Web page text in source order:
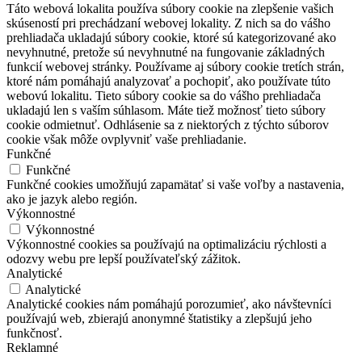
Táto webová lokalita používa súbory cookie na zlepšenie vašich
skúseností pri prechádzaní webovej lokality. Z nich sa do vášho
prehliadača ukladajú súbory cookie, ktoré sú kategorizované ako
nevyhnutné, pretože sú nevyhnutné na fungovanie základných
funkcií webovej stránky. Používame aj súbory cookie tretích strán,
ktoré nám pomáhajú analyzovať a pochopiť, ako používate túto
webovú lokalitu. Tieto súbory cookie sa do vášho prehliadača
ukladajú len s vaším súhlasom. Máte tiež možnosť tieto súbory
cookie odmietnuť. Odhlásenie sa z niektorých z týchto súborov
cookie však môže ovplyvniť vaše prehliadanie.
Funkčné
Funkčné
Funkčné cookies umožňujú zapamätať si vaše voľby a nastavenia,
ako je jazyk alebo región.
Výkonnostné
Výkonnostné
Výkonnostné cookies sa používajú na optimalizáciu rýchlosti a
odozvy webu pre lepší používateľský zážitok.
Analytické
Analytické
Analytické cookies nám pomáhajú porozumieť, ako návštevníci
používajú web, zbierajú anonymné štatistiky a zlepšujú jeho
funkčnosť.
Reklamné